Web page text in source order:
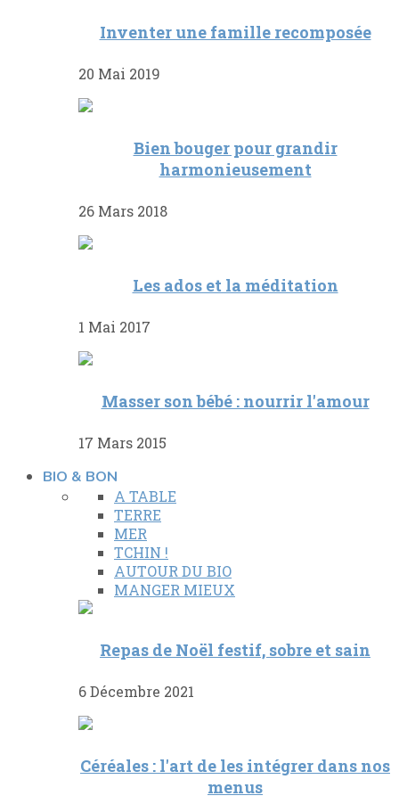
Inventer une famille recomposée
20 Mai 2019
Bien bouger pour grandir
harmonieusement
26 Mars 2018
Les ados et la méditation
1 Mai 2017
Masser son bébé : nourrir l'amour
17 Mars 2015
BIO & BON
A TABLE
TERRE
MER
TCHIN !
AUTOUR DU BIO
MANGER MIEUX
Repas de Noël festif, sobre et sain
6 Décembre 2021
Céréales : l'art de les intégrer dans nos
menus